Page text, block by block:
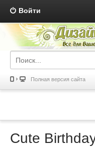
Войти
Полная версия сайта
Cute